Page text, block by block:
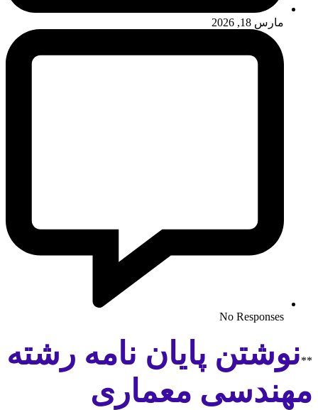
مارس 18, 2026
No Responses
**نوشتن پایان نامه رشته
مهندسی معماری